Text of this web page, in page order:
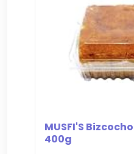
MUSFI'S
400g